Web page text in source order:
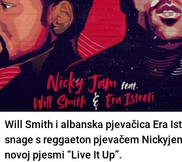
Will Smith i albanska pjevačica Era
snage s reggaeton pjevačem
novoj pjesmi “Live It Up”.